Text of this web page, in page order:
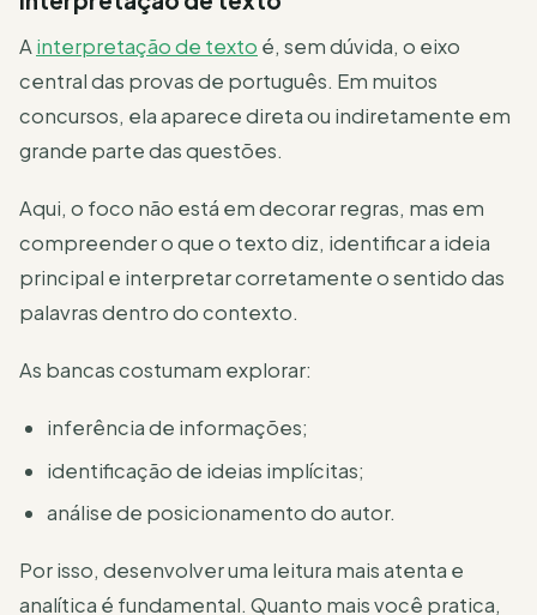
Ainterpretação de texto é, sem dúvida, o eixo
central das provas de português. Em muitos
concursos, ela aparece direta ou indiretamente em
grande parte das questões.
Aqui, o foco não está em decorar regras, mas em
compreender o que o texto diz, identificar a ideia
principal e interpretar corretamente o sentido das
palavras dentro do contexto.
As bancas costumam explorar:
inferência de informações;
identificação de ideias implícitas;
análise de posicionamento do autor.
Por isso, desenvolver uma leitura mais atenta e
analítica é fundamental. Quanto mais você pratica,